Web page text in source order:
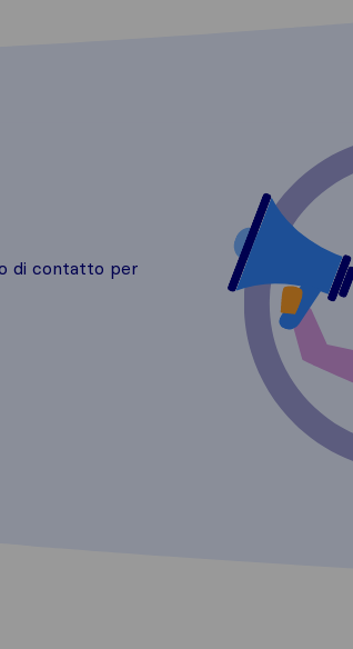
di contatto per